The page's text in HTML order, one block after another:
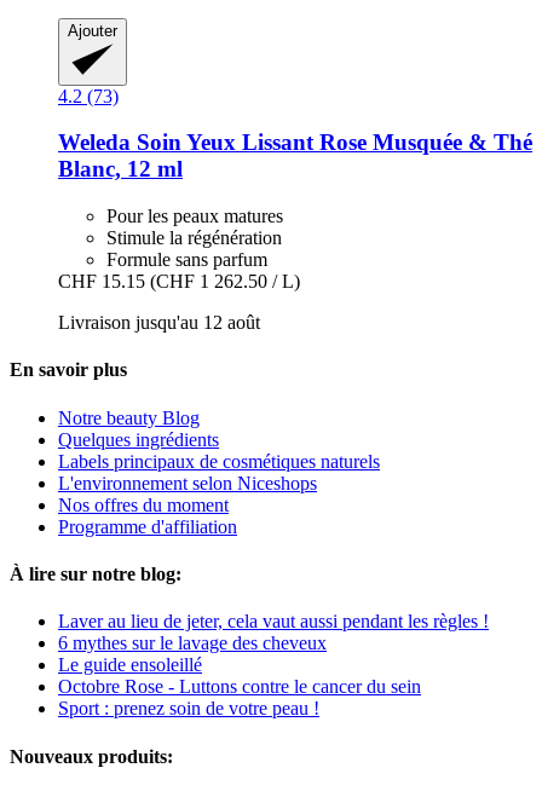
Ajouter
4.2 (73)
Weleda Soin Yeux Lissant Rose Musquée & Thé
Blanc, 12 ml
Pour les peaux matures
Stimule la régénération
Formule sans parfum
CHF 15.15 (CHF 1 262.50 / L)
Livraison jusqu'au 12 août
En savoir plus
Notre beauty Blog
Quelques ingrédients
Labels principaux de cosmétiques naturels
L'environnement selon Niceshops
Nos offres du moment
Programme d'affiliation
À lire sur notre blog:
Laver au lieu de jeter, cela vaut aussi pendant les règles !
6 mythes sur le lavage des cheveux
Le guide ensoleillé
Octobre Rose - Luttons contre le cancer du sein
Sport : prenez soin de votre peau !
Nouveaux produits: